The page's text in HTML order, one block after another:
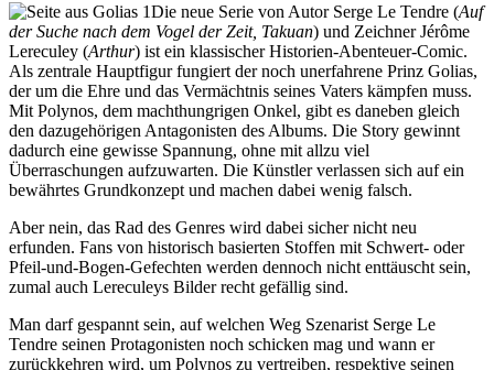
Die neue Serie von Autor Serge Le Tendre (Auf
der Suche nach dem Vogel der Zeit, Takuan) und Zeichner Jérôme
Lereculey (Arthur) ist ein klassischer Historien-Abenteuer-Comic.
Als zentrale Hauptfigur fungiert der noch unerfahrene Prinz Golias,
der um die Ehre und das Vermächtnis seines Vaters kämpfen muss.
Mit Polynos, dem machthungrigen Onkel, gibt es daneben gleich
den dazugehörigen Antagonisten des Albums. Die Story gewinnt
dadurch eine gewisse Spannung, ohne mit allzu viel
Überraschungen aufzuwarten. Die Künstler verlassen sich auf ein
bewährtes Grundkonzept und machen dabei wenig falsch.
Aber nein, das Rad des Genres wird dabei sicher nicht neu
erfunden. Fans von historisch basierten Stoffen mit Schwert- oder
Pfeil-und-Bogen-Gefechten werden dennoch nicht enttäuscht sein,
zumal auch Lereculeys Bilder recht gefällig sind.
Man darf gespannt sein, auf welchen Weg Szenarist Serge Le
Tendre seinen Protagonisten noch schicken mag und wann er
zurückkehren wird, um Polynos zu vertreiben, respektive seinen